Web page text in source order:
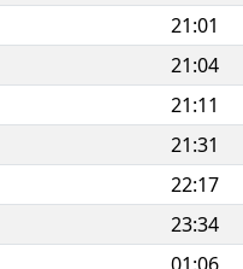
21:01
21:04
21:11
21:31
22:17
23:34